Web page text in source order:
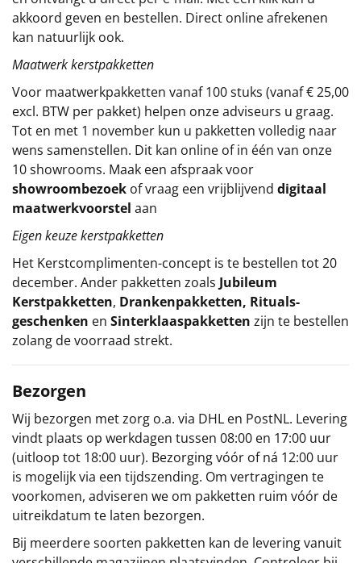
Cadeaubon
Per stuk
Alle overige
akkoord geven en bestellen. Direct online afrekenen
kan natuurlijk ook.
Maatwerk kerstpakketten
Voor maatwerkpakketten vanaf 100 stuks (vanaf € 25,00
excl. BTW per pakket) helpen onze adviseurs u graag.
Tot en met 1 november kun u pakketten volledig naar
wens samenstellen. Dit kan online of in één van onze
10 showrooms. Maak een afspraak voor
showroombezoek of vraag een vrijblijvend digitaal
maatwerkvoorstel aan
Eigen keuze kerstpakketten
Het Kerstcomplimenten-concept is te bestellen tot 20
december. Ander pakketten zoals Jubileum
Kerstpakketten, Drankenpakketten, Rituals-
geschenken en Sinterklaaspakketten zijn te bestellen
zolang de voorraad strekt.
Bezorgen
Wij bezorgen met zorg o.a. via DHL en PostNL. Levering
vindt plaats op werkdagen tussen 08:00 en 17:00 uur
(uitloop tot 18:00 uur). Bezorging vóór of ná 12:00 uur
is mogelijk via een tijdszending. Om vertragingen te
voorkomen, adviseren we om pakketten ruim vóór de
uitreikdatum te laten bezorgen.
Bij meerdere soorten pakketten kan de levering vanuit